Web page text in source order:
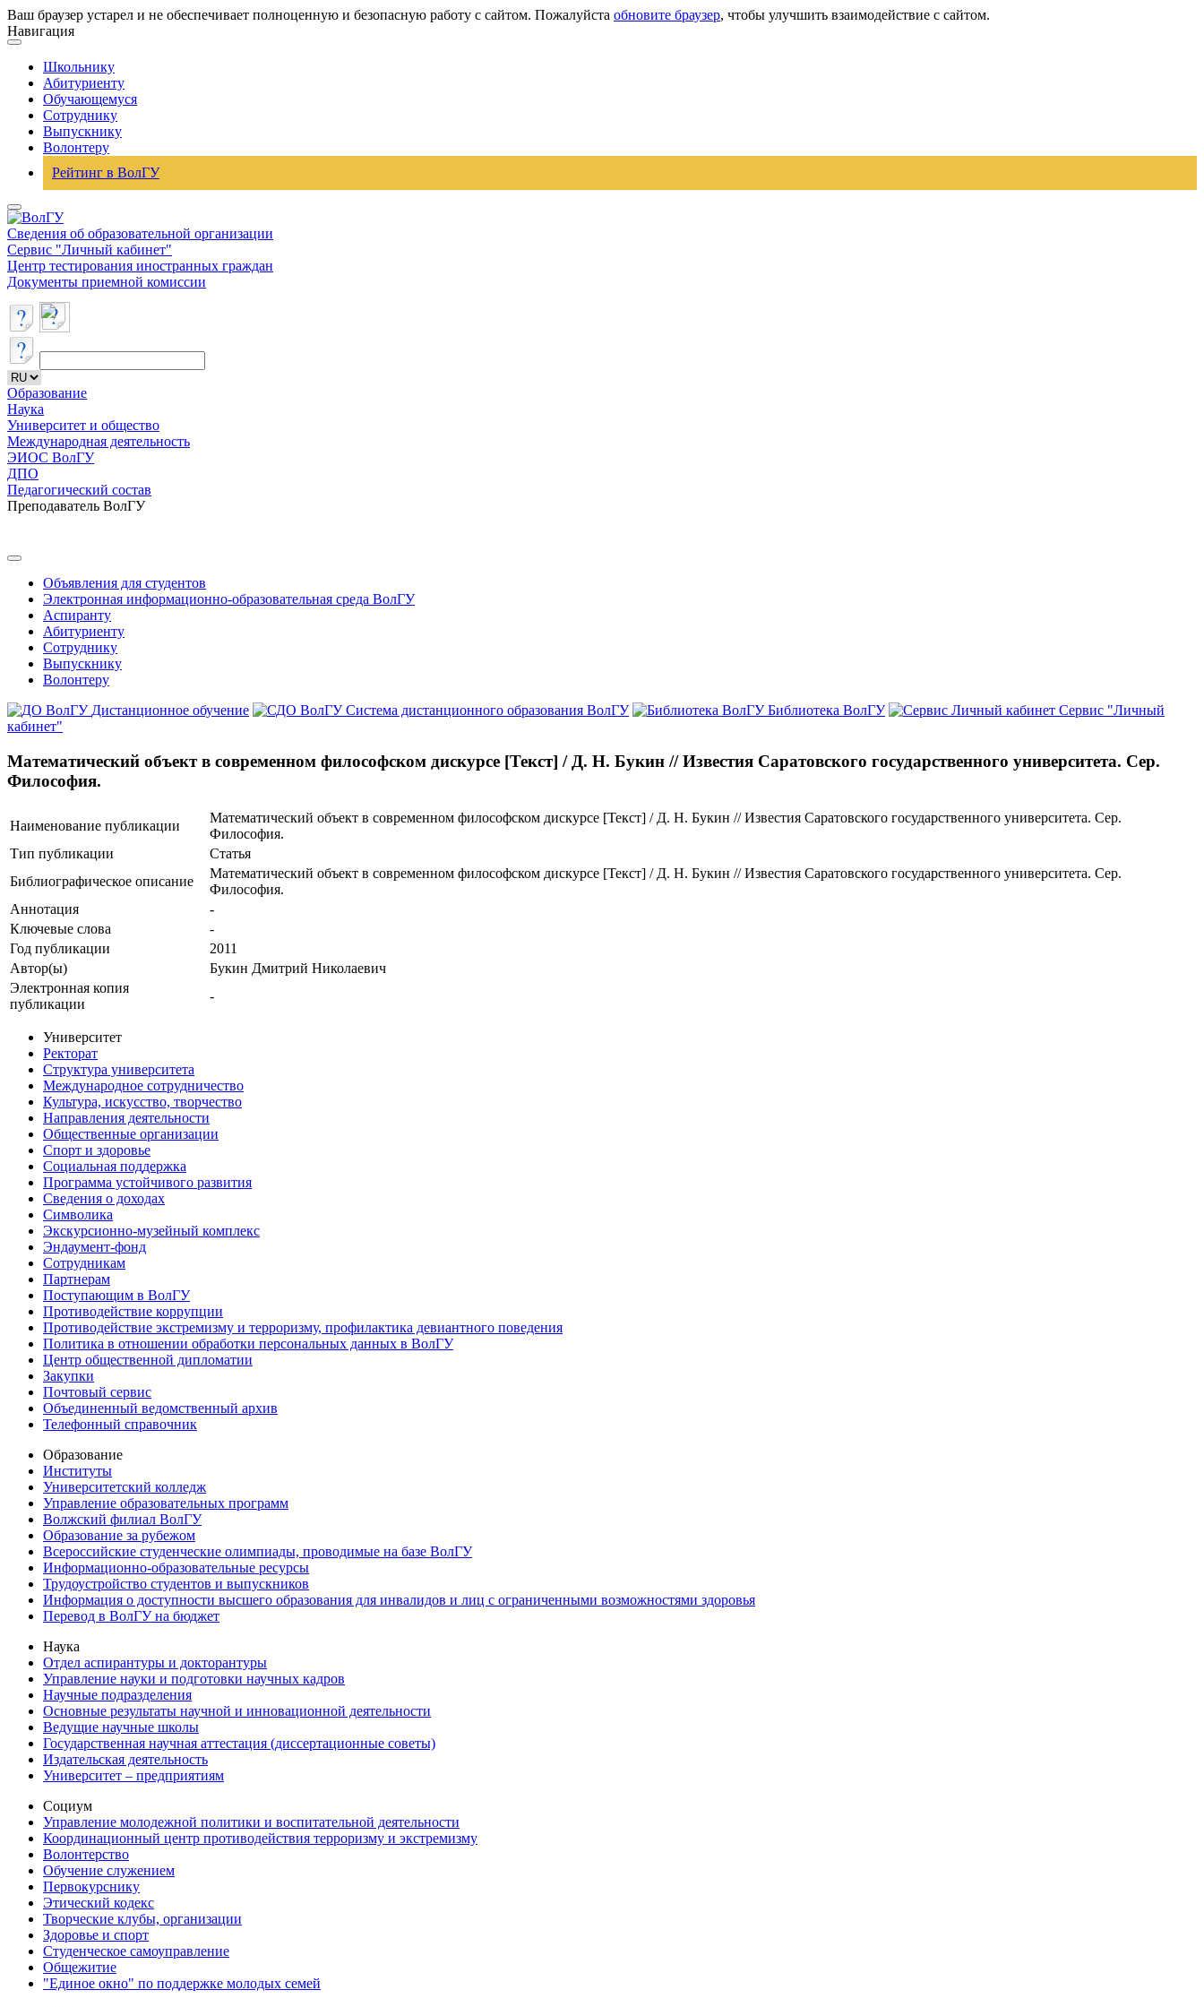
Ваш браузер устарел и не обеспечивает полноценную и безопасную работу с сайтом. Пожалуйста обновите браузер, чтобы улучшить взаимодействие с сайтом.
Навигация
Школьнику
Абитуриенту
Обучающемуся
Сотруднику
Выпускнику
Волонтеру
Рейтинг в ВолГУ
Сведения об образовательной организации
Сервис "Личный кабинет"
Центр тестирования иностранных граждан
Документы приемной комиссии
Образование
Наука
Университет и общество
Международная деятельность
ЭИОС ВолГУ
ДПО
Педагогический состав
Преподаватель ВолГУ
Объявления для студентов
Электронная информационно-образовательная среда ВолГУ
Аспиранту
Абитуриенту
Сотруднику
Выпускнику
Волонтеру
Дистанционное обучение
Система дистанционного образования ВолГУ Библиотека ВолГУ
Сервис "Личный
кабинет"
Математический объект в современном философском дискурсе [Текст] / Д. Н. Букин // Известия Саратовского государственного университета. Сер.
Философия.
Наименование публикации
Математический объект в современном философском дискурсе [Текст] / Д. Н. Букин // Известия Саратовского государственного университета. Сер.
Философия.
Тип публикации
Статья
Библиографическое описание
Математический объект в современном философском дискурсе [Текст] / Д. Н. Букин // Известия Саратовского государственного университета. Сер.
Философия.
Аннотация
-
Ключевые cлова
-
Год публикации
2011
Автор(ы)
Букин Дмитрий Николаевич
Электронная копия
публикации
-
Университет
Ректорат
Структура университета
Международное сотрудничество
Культура, искусство, творчество
Направления деятельности
Общественные организации
Спорт и здоровье
Социальная поддержка
Программа устойчивого развития
Сведения о доходах
Символика
Экскурсионно-музейный комплекс
Эндаумент-фонд
Сотрудникам
Партнерам
Поступающим в ВолГУ
Противодействие коррупции
Противодействие экстремизму и терроризму, профилактика девиантного поведения
Политика в отношении обработки персональных данных в ВолГУ
Центр общественной дипломатии
Закупки
Почтовый сервис
Объединенный ведомственный архив
Телефонный справочник
Образование
Институты
Университетский колледж
Управление образовательных программ
Волжский филиал ВолГУ
Образование за рубежом
Всероссийские студенческие олимпиады, проводимые на базе ВолГУ
Информационно-образовательные ресурсы
Трудоустройство студентов и выпускников
Информация о доступности высшего образования для инвалидов и лиц с ограниченными возможностями здоровья
Перевод в ВолГУ на бюджет
Наука
Отдел аспирантуры и докторантуры
Управление науки и подготовки научных кадров
Научные подразделения
Основные результаты научной и инновационной деятельности
Ведущие научные школы
Государственная научная аттестация (диссертационные советы)
Издательская деятельность
Университет – предприятиям
Социум
Управление молодежной политики и воспитательной деятельности
Координационный центр противодействия терроризму и экстремизму
Волонтерство
Обучение служением
Первокурснику
Этический кодекс
Творческие клубы, организации
Здоровье и спорт
Студенческое самоуправление
Общежитие
"Единое окно" по поддержке молодых семей